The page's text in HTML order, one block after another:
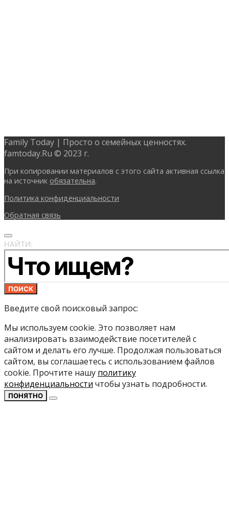
Family Today | Просто о семейных ценностях.
famtoday.Ru © 2023 г.
При копировании материалов с этого сайта активная ссылка
на источник обязательна.
Политика конфиденциальности
Обратная связь
НАЙТИ:
ПОИСК
Введите свой поисковый запрос:
Мы используем cookie. Это позволяет нам
анализировать взаимодействие посетителей с
сайтом и делать его лучше. Продолжая пользоваться
сайтом, вы соглашаетесь с использованием файлов
cookie. Прочтите нашу политику
конфиденциальности чтобы узнать подробности.
ПОНЯТНО